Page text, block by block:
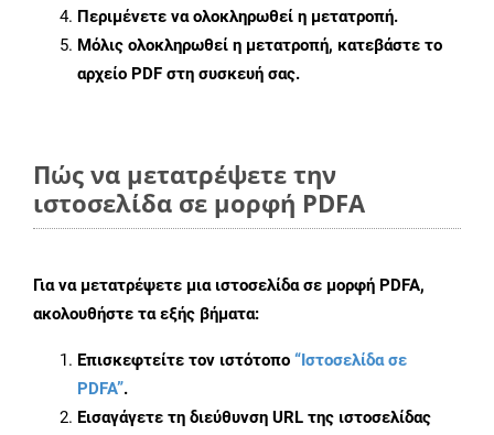
Περιμένετε να ολοκληρωθεί η μετατροπή.
Μόλις ολοκληρωθεί η μετατροπή, κατεβάστε το
αρχείο PDF στη συσκευή σας.
Πώς να μετατρέψετε την
ιστοσελίδα σε μορφή PDFA
Για να μετατρέψετε μια ιστοσελίδα σε μορφή PDFA,
ακολουθήστε τα εξής βήματα:
Επισκεφτείτε τον ιστότοπο “Ιστοσελίδα σε
PDFA”.
Εισαγάγετε τη διεύθυνση URL της ιστοσελίδας